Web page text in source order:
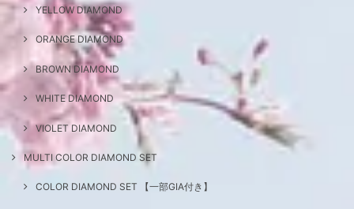
YELLOW DIAMOND
ORANGE DIAMOND
BROWN DIAMOND
WHITE DIAMOND
VIOLET DIAMOND
MULTI COLOR DIAMOND SET
COLOR DIAMOND SET 【一部GIA付き】